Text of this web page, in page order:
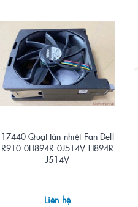
17440 Quạt tản nhiệt Fan Dell
R910 0H894R 0J514V H894R
J514V
Liên hệ